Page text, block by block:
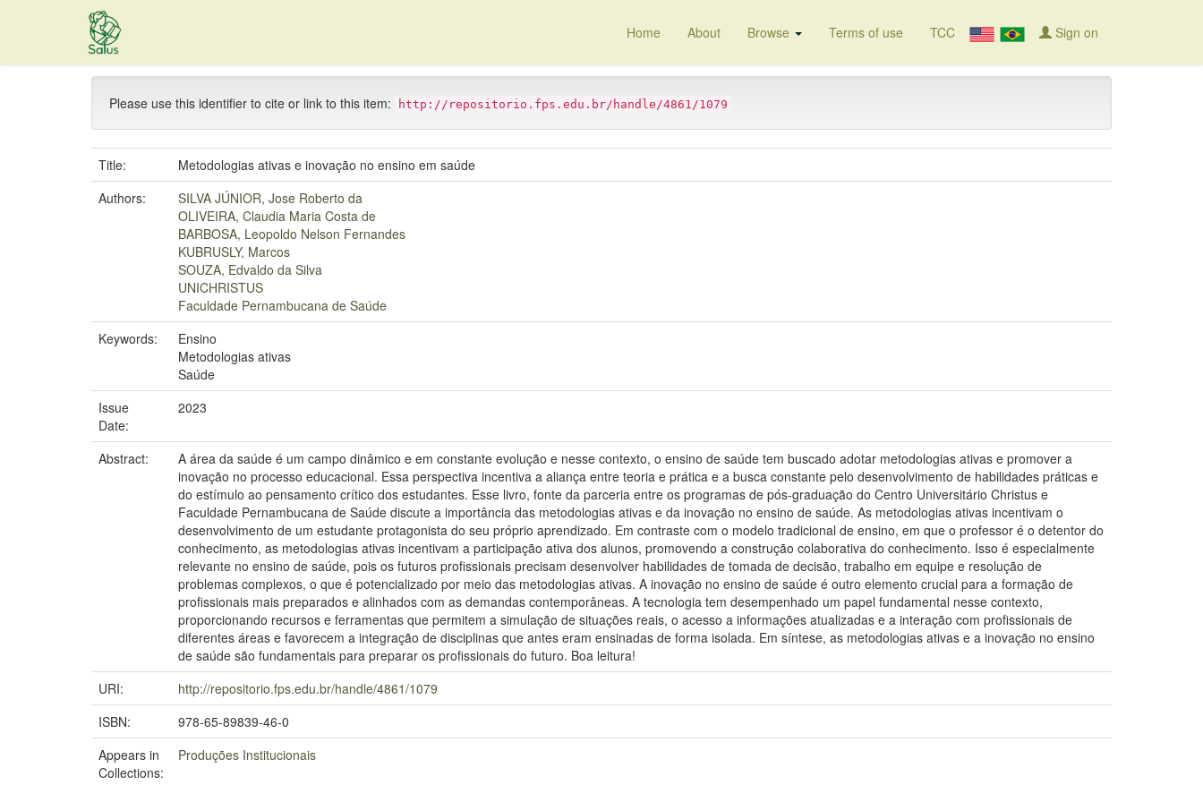
Skip
Home About Browse Terms of use TCC Sign on
Please use this identifier to cite or link to this item: http://repositorio.fps.edu.br/handle/4861/1079
Title:
Metodologias ativas e inovação no ensino em saúde
Authors:
SILVA JÚNIOR, Jose Roberto da
OLIVEIRA, Claudia Maria Costa de
BARBOSA, Leopoldo Nelson Fernandes
KUBRUSLY, Marcos
SOUZA, Edvaldo da Silva
UNICHRISTUS
Faculdade Pernambucana de Saúde
Keywords:
Ensino
Metodologias ativas
Saúde
Issue
Date:
2023
Abstract:
A área da saúde é um campo dinâmico e em constante evolução e nesse contexto, o ensino de saúde tem buscado adotar metodologias ativas e promover a
inovação no processo educacional. Essa perspectiva incentiva a aliança entre teoria e prática e a busca constante pelo desenvolvimento de habilidades práticas e
do estímulo ao pensamento crítico dos estudantes. Esse livro, fonte da parceria entre os programas de pós-graduação do Centro Universitário Christus e
Faculdade Pernambucana de Saúde discute a importância das metodologias ativas e da inovação no ensino de saúde. As metodologias ativas incentivam o
desenvolvimento de um estudante protagonista do seu próprio aprendizado. Em contraste com o modelo tradicional de ensino, em que o professor é o detentor do
conhecimento, as metodologias ativas incentivam a participação ativa dos alunos, promovendo a construção colaborativa do conhecimento. Isso é especialmente
relevante no ensino de saúde, pois os futuros profissionais precisam desenvolver habilidades de tomada de decisão, trabalho em equipe e resolução de
problemas complexos, o que é potencializado por meio das metodologias ativas. A inovação no ensino de saúde é outro elemento crucial para a formação de
profissionais mais preparados e alinhados com as demandas contemporâneas. A tecnologia tem desempenhado um papel fundamental nesse contexto,
proporcionando recursos e ferramentas que permitem a simulação de situações reais, o acesso a informações atualizadas e a interação com profissionais de
diferentes áreas e favorecem a integração de disciplinas que antes eram ensinadas de forma isolada. Em síntese, as metodologias ativas e a inovação no ensino
de saúde são fundamentais para preparar os profissionais do futuro. Boa leitura!
URI:
http://repositorio.fps.edu.br/handle/4861/1079
ISBN:
978-65-89839-46-0
Appears in
Collections:
Produções Institucionais